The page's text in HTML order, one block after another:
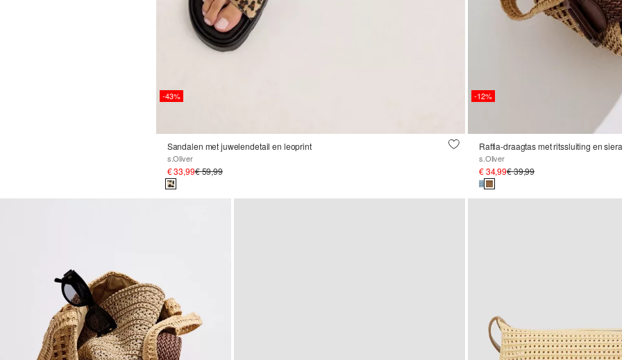
-43%
Sandalen met juwelendetail en leoprint
s.Oliver
€ 33,99€ 59,99
-12%
Raffia-draagtas met ritssluiting en
s.Oliver
€ 34,99€ 39,99